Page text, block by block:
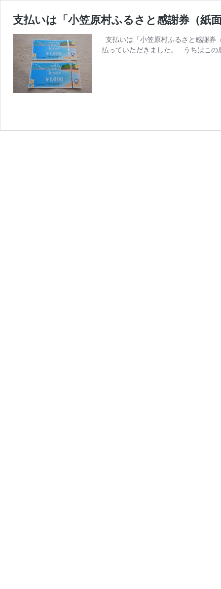
支払いは「小笠原村ふるさと感謝券（紙
支払いは「小笠原村ふるさと感謝
払っていただきました。 うちはこ